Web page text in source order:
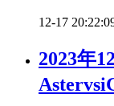
12-17
2023年